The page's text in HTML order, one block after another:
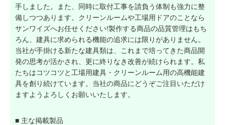
お気に入り
手しました。また、同時に取付工事を請負う体制も強力に整
備しつつあります。クリーンルームや工場用ドアのことなら
サンワイズへお任せください!製作する商品の品質管理はもち
ろん、建具に求められる機能の追求には限りがありません。
当社が手掛ける新たな建具類は、これまで培ってきた商品開
発の思考が活かされ、更に終りなき改善が続けられます。私
たちはコツコツと工場用建具・クリーンルーム用の高機能建
具を創り続けています。当社の商品にどうぞご注目いただけ
ますようよろしくお願いいたします。
■ 主な掲載製品